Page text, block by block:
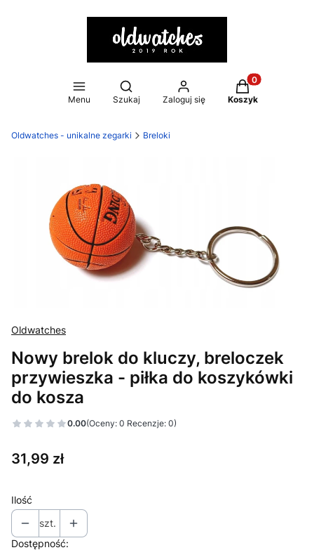
Menu
Otwórz wyszukiwarkę
Szukaj Zaloguj się
Produkty w
Koszyk
Oldwatches - unikalne zegarki Breloki
Oldwatches
Nowy brelok do kluczy, breloczek
przywieszka - piłka do koszykówki
do kosza
0.00(Oceny: 0 Recenzje: 0)
Cena
31,99 zł
Ilość
szt.
Dostępność: